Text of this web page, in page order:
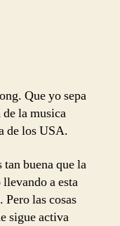
Que yo sepa
la musica
de los USA.
tan buena que la
a esta
las cosas
sigue activa